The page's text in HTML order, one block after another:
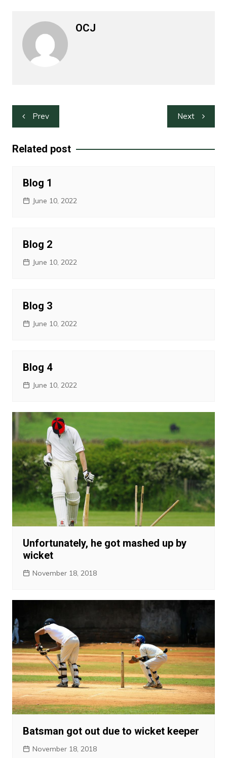
OCJ
Post
navigation
Prev Next
Related post
Blog 1
June 10, 2022
Blog 2
June 10, 2022
Blog 3
June 10, 2022
Blog 4
June 10, 2022
Unfortunately, he got mashed up by
wicket
November 18, 2018
Batsman got out due to wicket keeper
November 18, 2018